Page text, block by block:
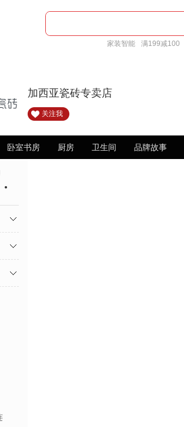
家装智能 满199减100
加西亚瓷砖专卖店
关注我
卧室书房 厨房 卫生间 品牌故事